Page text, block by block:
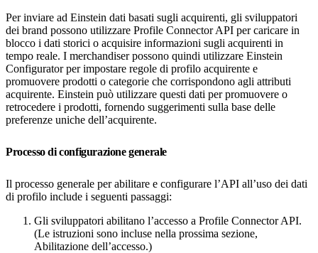
Per inviare ad Einstein dati basati sugli acquirenti, gli sviluppatori
dei brand possono utilizzare Profile Connector API per caricare in
blocco i dati storici o acquisire informazioni sugli acquirenti in
tempo reale. I merchandiser possono quindi utilizzare Einstein
Configurator per impostare regole di profilo acquirente e
promuovere prodotti o categorie che corrispondono agli attributi
acquirente. Einstein può utilizzare questi dati per promuovere o
retrocedere i prodotti, fornendo suggerimenti sulla base delle
preferenze uniche dell’acquirente.
Processo di configurazione generale
Il processo generale per abilitare e configurare l’API all’uso dei dati
di profilo include i seguenti passaggi:
Gli sviluppatori abilitano l’accesso a Profile Connector API.
(Le istruzioni sono incluse nella prossima sezione,
Abilitazione dell’accesso.)